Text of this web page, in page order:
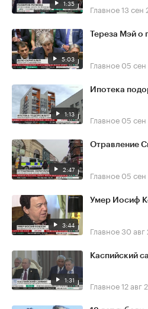
1:35 Главное13 сен
5:03
Тереза Мэй о
Главное 05
1:13
Ипотека
Главное 05
2:47
Отравление
Главное 05
3:44
Умер Иосиф
Главное30 авг
1:31
Каспийский
Главное12 авг